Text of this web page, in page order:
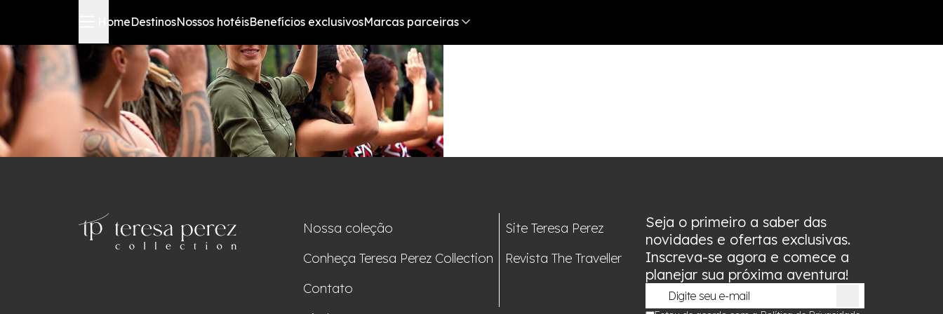
HomeDestinosNossos hotéisBenefícios exclusivosMarcas parceiras
Nossa coleção
Conheça Teresa Perez Collection
Contato
Site Teresa Perez
Revista The Traveller
Seja o primeiro a saber das
novidades e ofertas exclusivas.
Inscreva-se agora e comece a
planejar sua próxima aventura!